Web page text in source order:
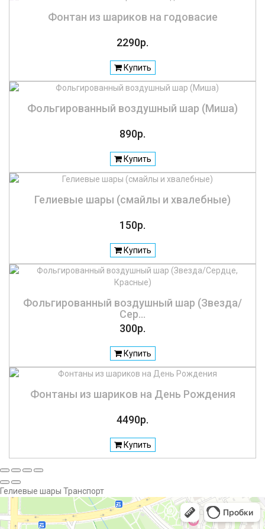
Фонтан из шариков на годовасие
2290р.
Купить
Фольгированный воздушный шар (Миша)
890р.
Купить
Гелиевые шары (смайлы и хвалебные)
150р.
Купить
Фольгированный воздушный шар (Звезда/
Сер...
300р.
Купить
Фонтаны из шариков на День Рождения
4490р.
Купить
Гелиевые шары Транспорт